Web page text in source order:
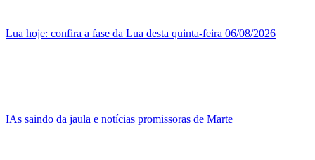
Lua hoje: confira a fase da Lua desta quinta-feira 06/08/2026
IAs saindo da jaula e notícias promissoras de Marte